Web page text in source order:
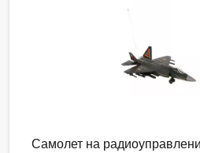
Самолет на